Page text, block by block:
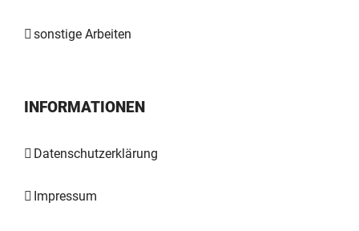
sonstige Arbeiten
INFORMATIONEN
Datenschutzerklärung
Impressum